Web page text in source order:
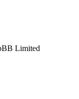
Limited